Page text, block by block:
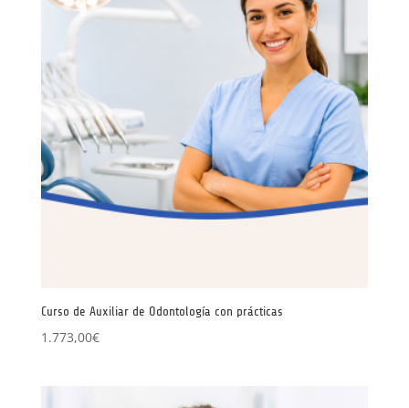
Curso de Auxiliar de Odontología con prácticas
1.773,00€